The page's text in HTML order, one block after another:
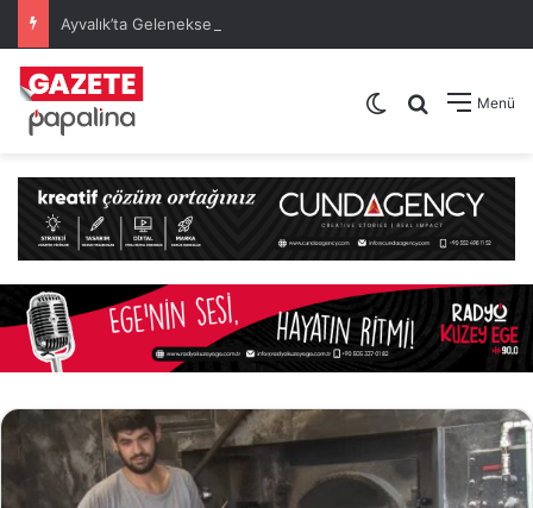
Menü
Arama yap
Dış görünümü